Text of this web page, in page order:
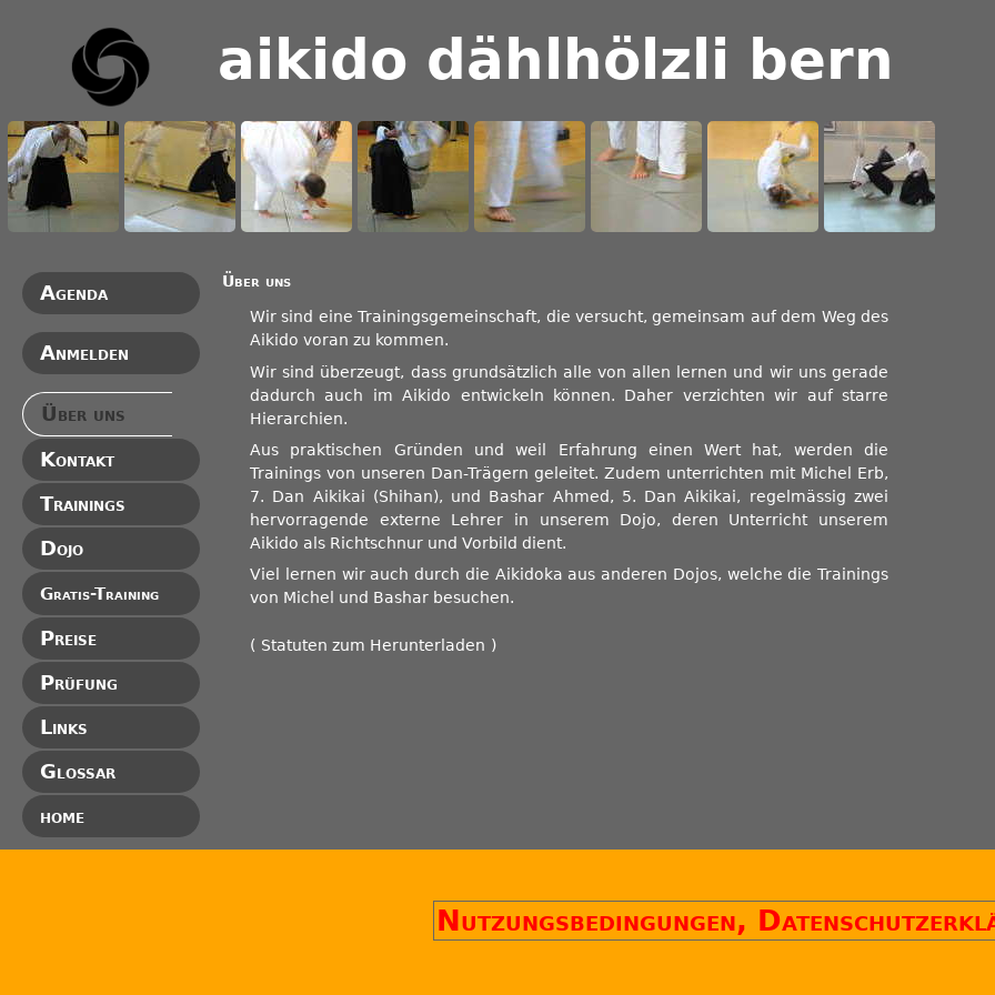
Über uns
Wir sind eine Trainingsgemeinschaft, die versucht, gemeinsam auf dem Weg des
Aikido voran zu kommen.
Wir sind überzeugt, dass grundsätzlich alle von allen lernen und wir uns gerade
dadurch auch im Aikido entwickeln können. Daher verzichten wir auf starre
Hierarchien.
Aus praktischen Gründen und weil Erfahrung einen Wert hat, werden die
Trainings von unseren Dan-Trägern geleitet. Zudem unterrichten mit Michel Erb,
7. Dan Aikikai (Shihan), und Bashar Ahmed, 5. Dan Aikikai, regelmässig zwei
hervorragende externe Lehrer in unserem Dojo, deren Unterricht unserem
Aikido als Richtschnur und Vorbild dient.
Viel lernen wir auch durch die Aikidoka aus anderen Dojos, welche die Trainings
von Michel und Bashar besuchen.
( Statuten zum Herunterladen )
Agenda
Anmelden
Über uns
Kontakt
Trainings
Dojo
Gratis-Training
Preise
Prüfung
Links
Glossar
home
aikido dählhölzli bern
Nutzungsbedingungen,